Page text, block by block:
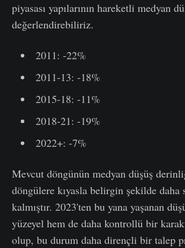
piyasası yapılarının hareketli medyan
değerlendirebiliriz.
2011: -22%
2011-13: -18%
2015-18: -11%
2018-21: -19%
2022+: -7%
Mevcut döngünün medyan düşüş
döngülere kıyasla belirgin şekilde daha
kalmıştır. 2023'ten bu yana yaşanan
yüzeyel hem de daha kontrollü bir
olup, bu durum daha dirençli bir talep